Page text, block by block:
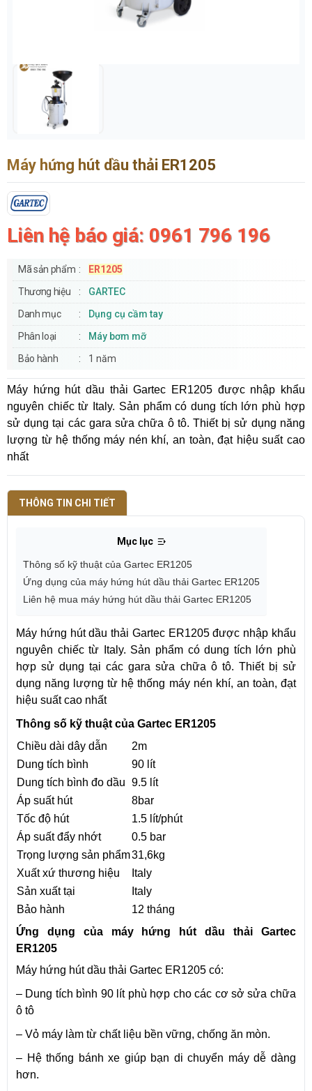
Máy hứng hút dầu thải ER1205
Liên hệ báo giá: 0961 796 196
Mã sản phẩm
ER1205
Thương hiệu
GARTEC
Danh mục
Dụng cụ cầm tay
Phân loại
Máy bơm mỡ
Bảo hành
1 năm
Máy hứng hút dầu thải Gartec ER1205 được nhập khẩu
nguyên chiếc từ Italy. Sản phẩm có dung tích lớn phù hợp
sử dụng tại các gara sửa chữa ô tô. Thiết bị sử dụng năng
lượng từ hệ thống máy nén khí, an toàn, đạt hiệu suất cao
nhất
THÔNG TIN CHI TIẾT
Mục lục
Thông số kỹ thuật của Gartec ER1205
Ứng dụng của máy hứng hút dầu thải Gartec ER1205
Liên hệ mua máy hứng hút dầu thải Gartec ER1205
Máy hứng hút dầu thải Gartec ER1205 được nhập khẩu
nguyên chiếc từ Italy. Sản phẩm có dung tích lớn phù
hợp sử dụng tại các gara sửa chữa ô tô. Thiết bị sử
dụng năng lượng từ hệ thống máy nén khí, an toàn, đạt
hiệu suất cao nhất
Thông số kỹ thuật của Gartec ER1205
Chiều dài dây dẫn
2m
Dung tích bình
90 lít
Dung tích bình đo dầu 9.5 lít
Áp suất hút
8bar
Tốc độ hút
1.5 lít/phút
Áp suất đẩy nhớt
0.5 bar
Trọng lượng sản phẩm31,6kg
Xuất xứ thương hiệu
Italy
Sản xuất tại
Italy
Bảo hành
12 tháng
Ứng dụng của máy hứng hút dầu thải Gartec
ER1205
Máy hứng hút dầu thải Gartec ER1205 có:
– Dung tích bình 90 lít phù hợp cho các cơ sở sửa chữa
ô tô
– Vỏ máy làm từ chất liệu bền vững, chống ăn mòn.
– Hệ thống bánh xe giúp bạn di chuyển máy dễ dàng
hơn.